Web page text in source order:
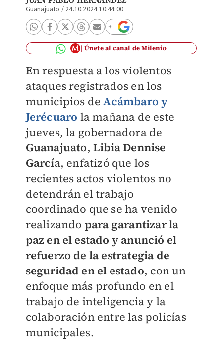
Guanajuato / 24.10.2024 10:44:00
Únete al canal de Milenio
En respuesta a los violentos
ataques registrados en los
municipios deAcámbaro y
Jerécuaro la mañana de este
jueves, la gobernadora de
Guanajuato, Libia Dennise
García, enfatizó que los
recientes actos violentos no
detendrán el trabajo
coordinado que se ha venido
realizando para garantizar la
paz en el estado y anunció el
refuerzo de la estrategia de
seguridad en el estado, con un
enfoque más profundo en el
trabajo de inteligencia y la
colaboración entre las policías
municipales.